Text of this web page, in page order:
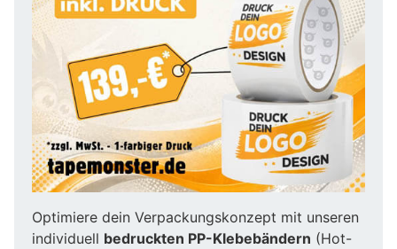
Optimiere dein Verpackungskonzept mit unseren
individuell bedruckten PP-Klebebändern (Hot-